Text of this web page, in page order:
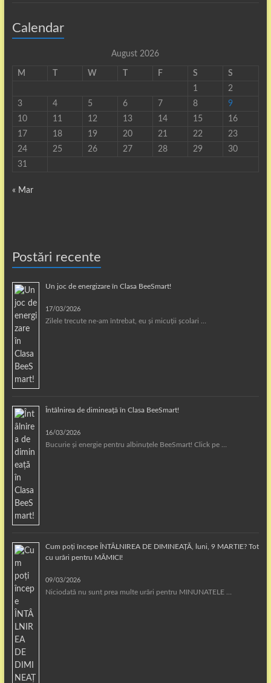
Calendar
August 2026
M W F S
S
1
2
3
4 5 6 7 8
9
10
11 12 13 14 15
16
17
18 19 20 21 22
23
24
25 26 27 28 29
30
31
« Mar
Postări recente
Un joc de energizare în Clasa BeeSmart!
17/03/2026
Zilele trecute ne-am întrebat, eu și micuții școlari …
Întâlnirea de dimineață în Clasa BeeSmart!
16/03/2026
Bucurie și energie pentru albinuțele BeeSmart! Click pe …
Cum poți începe ÎNTÂLNIREA DE DIMINEAȚĂ, luni, 9 MARTIE? Tot
cu urări pentru MĂMICI!
09/03/2026
Niciodată nu sunt prea multe urări pentru MINUNATELE …